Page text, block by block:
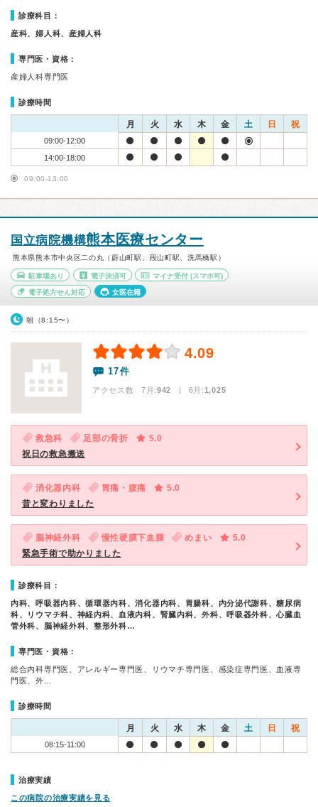
診療科目：
産科、婦人科、産婦人科
専門医・資格：
産婦人科専門医
診療時間
月 火 水 木 金 土 日 祝
09:00-12:00
14:00-18:00
09:00-13:00
国立病院機構熊本医療センター
熊本県熊本市中央区二の丸（蔚山町駅、段山町駅、洗馬橋駅）
駐車場あり 電子決済可 マイナ受付 (スマホ可)
電子処方せん対応 女医在籍
朝（8:15〜）
4.09
17件
アクセス数 7月:942 | 6月:1,025
救急科 足部の骨折
5.0
祝日の救急搬送
消化器内科 胃痛・腹痛
5.0
昔と変わりました
脳神経外科 慢性硬膜下血腫 めまい
5.0
緊急手術で助かりました
診療科目：
内科、呼吸器内科、循環器内科、消化器内科、胃腸科、内分泌代謝科、糖尿病
科、リウマチ科、神経内科、血液内科、腎臓内科、外科、呼吸器外科、心臓血
管外科、脳神経外科、整形外科…
専門医・資格：
総合内科専門医、アレルギー専門医、リウマチ専門医、感染症専門医、血液専
門医、外…
診療時間
月 火 水 木 金 土 日 祝
08:15-11:00
治療実績
この病院の治療実績を見る